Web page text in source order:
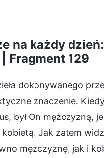
na każdy dzień:
Fragment 129
dokonywanego
znaczenie.
był On mężczyzną,
kobietą. Jak zatem
mężczyznę, jak i